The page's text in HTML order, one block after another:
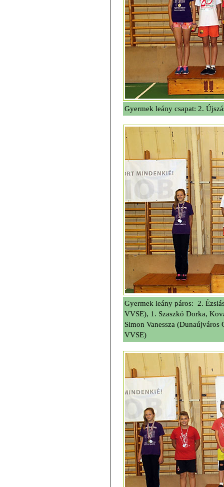
Gyermek leány csapat: 2.
Gyermek leány páros: 2.
VVSE), 1. Szaszkó Dorka,
Simon Vanessza
VVSE)